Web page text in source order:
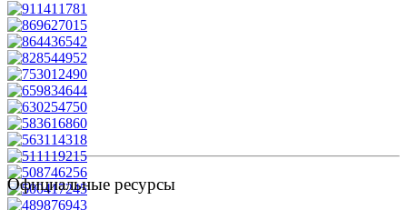
Официальные ресурсы